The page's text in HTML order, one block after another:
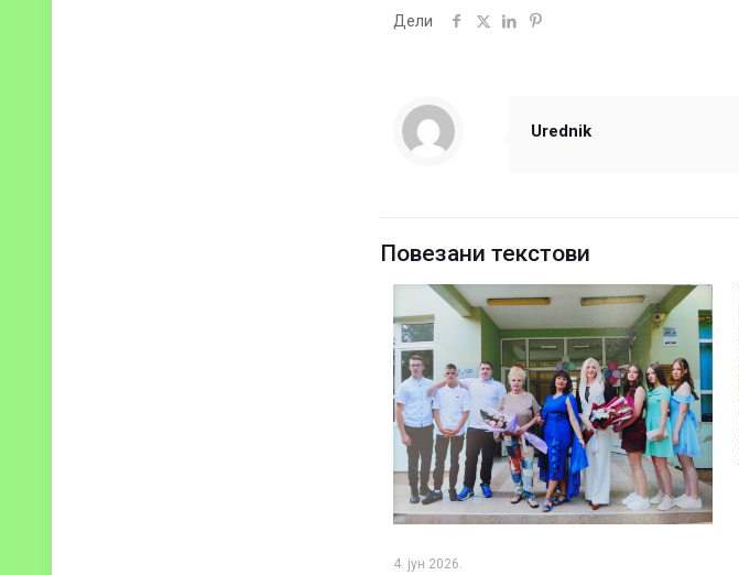
Дели
Urednik
Повезани текстови
4. јун 2026.